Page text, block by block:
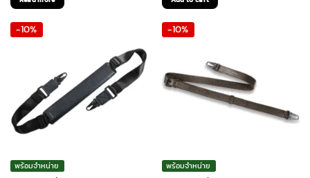
was:
590 ฿.
was:
-10%
พร้อมจำหน่าย
-10%
พร้อมจำหน่าย